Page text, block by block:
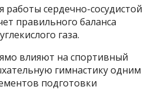
сердечно-сосудистой
правильного баланса
газа.
влияют на спортивный
гимнастику одним
подготовки